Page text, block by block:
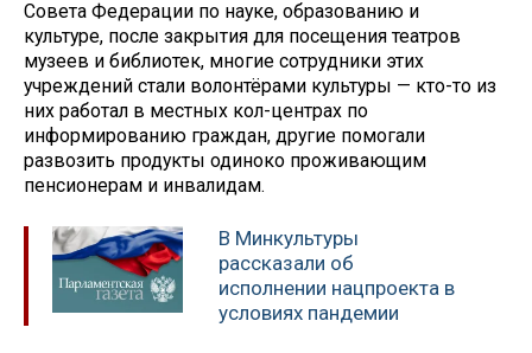
Совета Федерации по науке, образованию и
культуре, после закрытия для посещения театров
музеев и библиотек, многие сотрудники этих
учреждений стали волонтёрами культуры — кто-то из
них работал в местных кол-центрах по
информированию граждан, другие помогали
развозить продукты одиноко проживающим
пенсионерам и инвалидам.
В Минкультуры
рассказали об
исполнении нацпроекта в
условиях пандемии